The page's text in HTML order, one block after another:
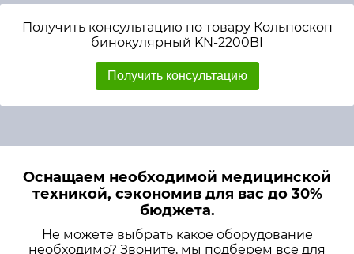
Получить консультацию по товару Кольпоскоп
бинокулярный KN-2200BI
Получить консультацию
Оснащаем необходимой медицинской
техникой, сэкономив для вас до 30%
бюджета.
Не можете выбрать какое оборудование
необходимо? Звоните, мы подберем все для